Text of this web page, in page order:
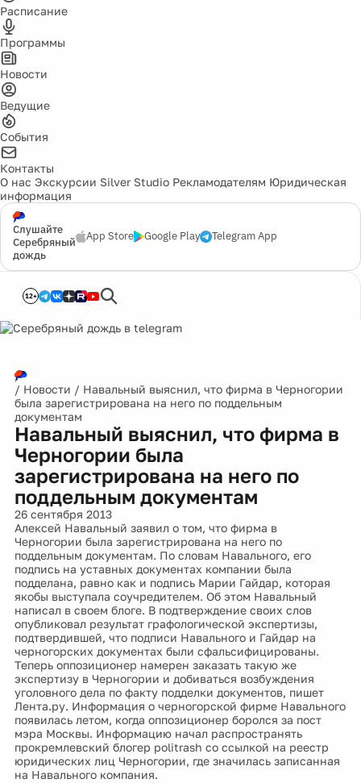
Расписание
Программы
Новости
Ведущие
События
Контакты
О нас Экскурсии Silver Studio Рекламодателям Юридическая
информация
Слушайте
Серебряный
дождь
App Store Google Play Telegram App
12+
/ Новости / Навальный выяснил, что фирма в Черногории
была зарегистрирована на него по поддельным
документам
Навальный выяснил, что фирма в
Черногории была
зарегистрирована на него по
поддельным документам
26 сентября 2013
Алексей Навальный заявил о том, что фирма в
Черногории была зарегистрирована на него по
поддельным документам. По словам Навального, его
подпись на уставных документах компании была
подделана, равно как и подпись Марии Гайдар, которая
якобы выступала соучредителем. Об этом Навальный
написал в своем блоге. В подтверждение своих слов
опубликовал результат графологической экспертизы,
подтвердившей, что подписи Навального и Гайдар на
черногорских документах были сфальсифицированы.
Теперь оппозиционер намерен заказать такую же
экспертизу в Черногории и добиваться возбуждения
уголовного дела по факту подделки документов, пишет
Лента.ру. Информация о черногорской фирме Навального
появилась летом, когда оппозиционер боролся за пост
мэра Москвы. Информацию начал распространять
прокремлевский блогер politrash со ссылкой на реестр
юридических лиц Черногории, где значилась записанная
на Навального компания.